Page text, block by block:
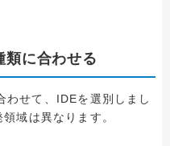
類に合わせる
わせて、IDEを選別しまし
域は異なります。